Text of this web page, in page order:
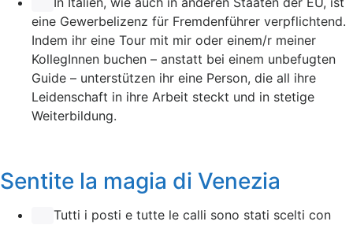
eine Gewerbelizenz für Fremdenführer verpflichtend.
Indem ihr eine Tour mit mir oder einem/r meiner
KollegInnen buchen – anstatt bei einem unbefugten
Guide – unterstützen ihr eine Person, die all ihre
Leidenschaft in ihre Arbeit steckt und in stetige
Weiterbildung.
Sentite la magia di Venezia
Tutti i posti e tutte le calli sono stati scelti con